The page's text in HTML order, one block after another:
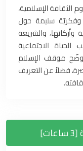
الإسلامية،
وفكريّة سليمة حول
وأركانها، والشريعة
الاجتماعية
يوضّح موقف الإسلام
فضلاً عن التعريف